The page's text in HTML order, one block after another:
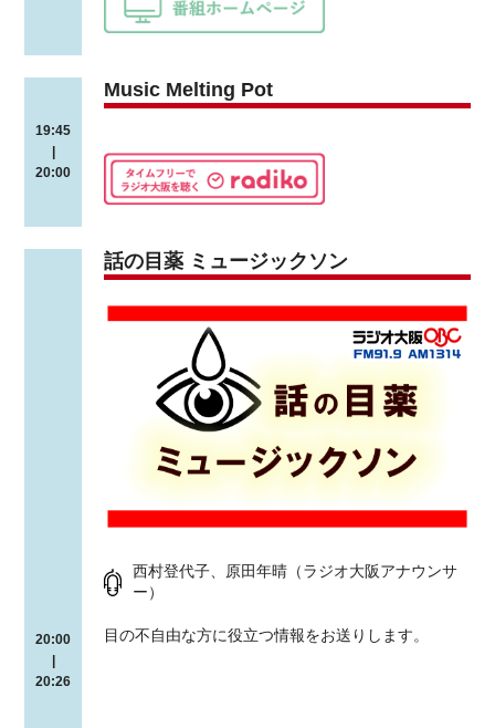
19:45
20:00
Music Melting Pot
20:00
20:26
話の目薬 ミュージックソン
西村登代子、原田年晴（ラジオ大阪アナウンサ
ー）
目の不自由な方に役立つ情報をお送りします。